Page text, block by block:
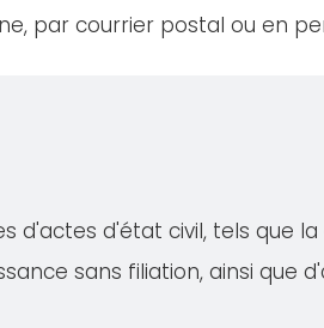
par courrier postal ou en
d'actes d'état civil, tels que
sans filiation, ainsi que